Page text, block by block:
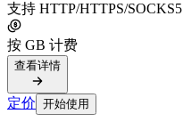
支持 HTTP/HTTPS/SOCKS5
按 GB 计费
查看详情
定价 开始使用